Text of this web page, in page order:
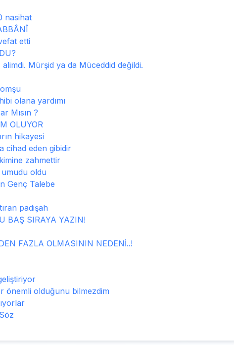
nasihat
etti
Mürşid ya da Müceddid değildi.
olana yardımı
Mısın ?
OLUYOR
hikayesi
cihad eden gibidir
zahmettir
oldu
Genç Talebe
padişah
BAŞ SIRAYA YAZIN!
FAZLA OLMASININ NEDENİ..!
önemli olduğunu bilmezdim